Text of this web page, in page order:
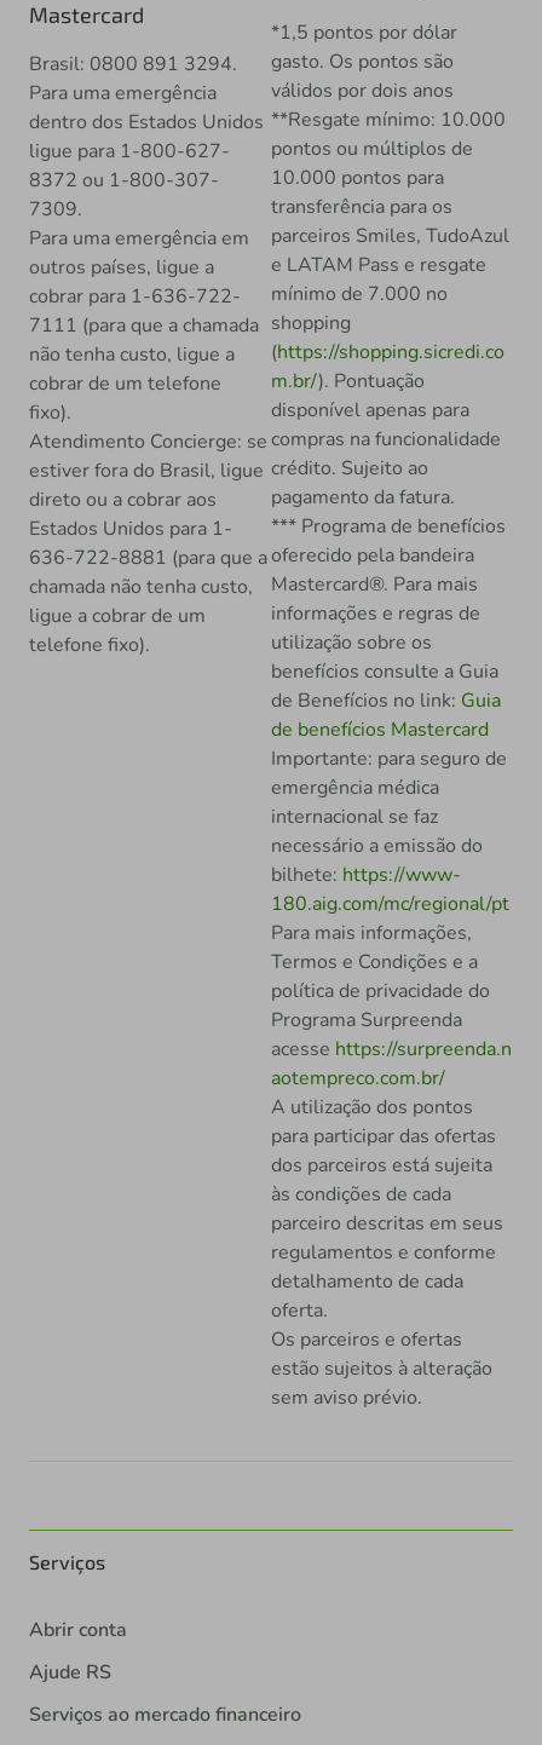
Mastercard
Brasil: 0800 891 3294.
Para uma emergência
dentro dos Estados Unidos
ligue para 1-800-627-
8372 ou 1-800-307-
7309.
Para uma emergência em
outros países, ligue a
cobrar para 1-636-722-
7111 (para que a chamada
não tenha custo, ligue a
cobrar de um telefone
fixo).
Atendimento Concierge: se
estiver fora do Brasil, ligue
direto ou a cobrar aos
Estados Unidos para 1-
636-722-8881 (para que a
chamada não tenha custo,
ligue a cobrar de um
telefone fixo).
*1,5 pontos por dólar
gasto. Os pontos são
válidos por dois anos
**Resgate mínimo: 10.000
pontos ou múltiplos de
10.000 pontos para
transferência para os
parceiros Smiles, TudoAzul
e LATAM Pass e resgate
mínimo de 7.000 no
shopping
(https://shopping.sicredi.co
m.br/). Pontuação
disponível apenas para
compras na funcionalidade
crédito. Sujeito ao
pagamento da fatura.
*** Programa de benefícios
oferecido pela bandeira
Mastercard®. Para mais
informações e regras de
utilização sobre os
benefícios consulte a Guia
de Benefícios no link: Guia
de benefícios Mastercard
Importante: para seguro de
emergência médica
internacional se faz
necessário a emissão do
bilhete: https://www-
180.aig.com/mc/regional/pt
Para mais informações,
Termos e Condições e a
política de privacidade do
Programa Surpreenda
acesse https://surpreenda.n
aotempreco.com.br/
A utilização dos pontos
para participar das ofertas
dos parceiros está sujeita
às condições de cada
parceiro descritas em seus
regulamentos e conforme
detalhamento de cada
oferta.
Os parceiros e ofertas
estão sujeitos à alteração
sem aviso prévio.
Serviços
Abrir conta
Ajude RS
Serviços ao mercado financeiro